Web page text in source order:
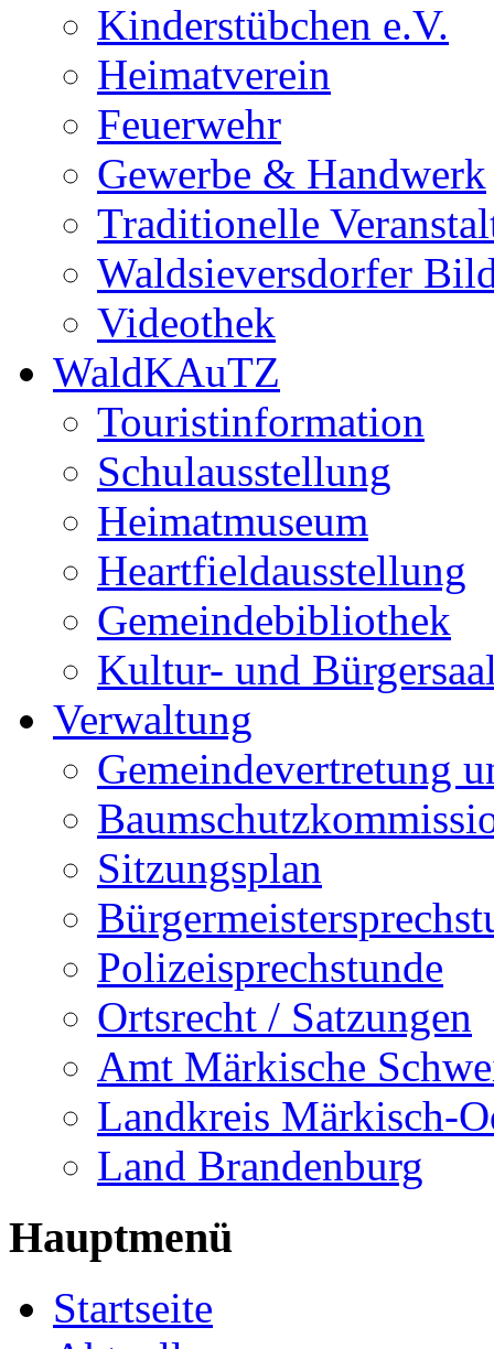
Kinderstübchen e.V.
Heimatverein
Feuerwehr
Gewerbe & Handwerk
Traditionelle
Waldsieversdorfer
Videothek
WaldKAuTZ
Touristinformation
Schulausstellung
Heimatmuseum
Heartfieldausstellung
Gemeindebibliothek
Kultur- und
Verwaltung
Gemeindevertretung
Sitzungsplan
Polizeisprechstunde
Ortsrecht / Satzungen
Amt Märkische
Landkreis Märkisch-
Land Brandenburg
Hauptmenü
Startseite